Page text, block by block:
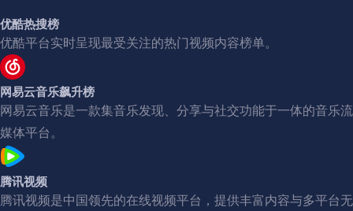
优酷热搜榜
优酷平台实时呈现最受关注的热门视频内容榜单。
网易云音乐飙升榜
网易云音乐是一款集音乐发现、分享与社交功能于一体的音乐流
媒体平台。
腾讯视频
腾讯视频是中国领先的在线视频平台，提供丰富内容与多平台无